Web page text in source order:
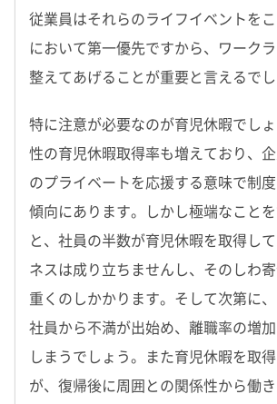
従業員はそれらのライフイベントを
において第一優先ですから、ワーク
整えてあげることが重要と言えるでし
特に注意が必要なのが育児休暇でし
性の育児休暇取得率も増えており、
のプライベートを応援する意味で制
傾向にあります。しかし極端なこと
と、社員の半数が育児休暇を取得し
ネスは成り立ちませんし、そのしわ
重くのしかかります。そして次第に
社員から不満が出始め、離職率の増
しまうでしょう。また育児休暇を取
が、復帰後に周囲との関係性から働